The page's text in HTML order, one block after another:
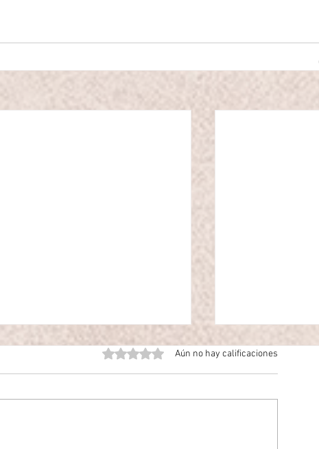
Obtuvo 0 de 5 estrellas.Aún no hay calificaciones